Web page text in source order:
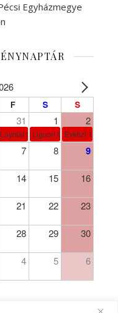
Egyházmegye
F S S
31 1 2
Lázár
Péter
Loyolai Szent IgnácLiguori Szent Alfonz pk-et.
Évközi 18.
7 8 9
14 15 16
21 22 23
28 29 30
4 5 6